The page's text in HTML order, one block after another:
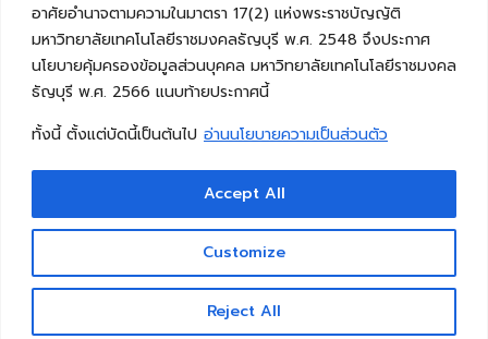
อาศัยอำนาจตามความในมาตรา 17(2) แห่งพระราชบัญญัติ
มหาวิทยาลัยเทคโนโลยีราชมงคลธัญบุรี พ.ศ. 2548 จึงประกาศ
นโยบายคุ้มครองข้อมูลส่วนบุคคล มหาวิทยาลัยเทคโนโลยีราชมงคล
ธัญบุรี พ.ศ. 2566 แนบท้ายประกาศนี้
ทั้งนี้ ตั้งแต่บัดนี้เป็นต้นไป อ่านนโยบายความเป็นส่วนตัว
Customize
Reject All
Accept All
Copyright © 2026 คณะวิศวกรรมศาสตร์ มหาวิทยาลัย
เทคโนโลยีราชมงคลธัญบุรี